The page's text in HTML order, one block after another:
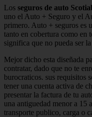
Los seguros de auto
uno el Auto + Seguro y el
primero. Auto + seguros es
tanto en cobertura como en
significa que no pueda ser
Mejor dicho esta diseñada
contratar, dado que no te
burocraticos. sus requisitos
tener una cuenta activa de
presentar la factura de tu
una antiguedad menor a 15
transporte publico, carga o